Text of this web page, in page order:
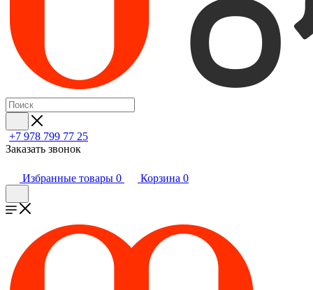
+7 978 799 77 25
Заказать звонок
Избранные товары 0 Корзина 0